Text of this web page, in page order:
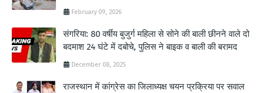
February 09, 2026
संगरिया: 80 वर्षीय बुजुर्ग महिला से सोने की बाली छीनने वाले दो
बदमाश 24 घंटे में दबोचे, पुलिस ने बाइक व बाली की बरामद
December 08, 2025
राजस्थान में कांग्रेस का जिलाध्यक्ष चयन प्रक्रिया पर सवाल